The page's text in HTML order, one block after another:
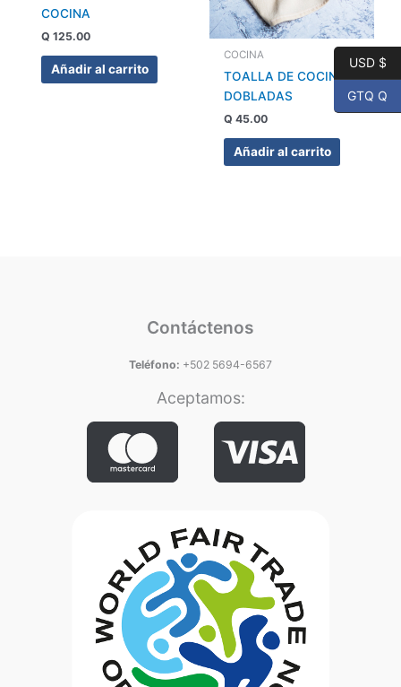
COCINA
Q 125.00
Añadir al carrito
COCINA
TOALLA DE COCINA
DOBLADAS
Q 45.00
Añadir al carrito
Contáctenos
Teléfono: +502 5694-6567
Aceptamos:
USD $
GTQ Q